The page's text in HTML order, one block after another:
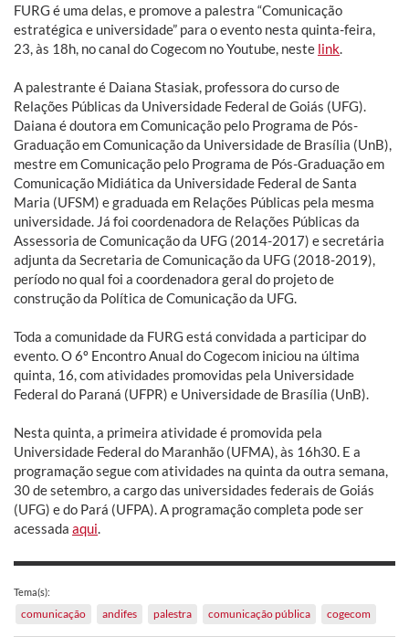
FURG é uma delas, e promove a palestra “Comunicação
estratégica e universidade” para o evento nesta quinta-feira,
23, às 18h, no canal do Cogecom no Youtube, neste link.
A palestrante é Daiana Stasiak, professora do curso de
Relações Públicas da Universidade Federal de Goiás (UFG).
Daiana é doutora em Comunicação pelo Programa de Pós-
Graduação em Comunicação da Universidade de Brasília (UnB),
mestre em Comunicação pelo Programa de Pós-Graduação em
Comunicação Midiática da Universidade Federal de Santa
Maria (UFSM) e graduada em Relações Públicas pela mesma
universidade. Já foi coordenadora de Relações Públicas da
Assessoria de Comunicação da UFG (2014-2017) e secretária
adjunta da Secretaria de Comunicação da UFG (2018-2019),
período no qual foi a coordenadora geral do projeto de
construção da Política de Comunicação da UFG.
Toda a comunidade da FURG está convidada a participar do
evento. O 6º Encontro Anual do Cogecom iniciou na última
quinta, 16, com atividades promovidas pela Universidade
Federal do Paraná (UFPR) e Universidade de Brasília (UnB).
Nesta quinta, a primeira atividade é promovida pela
Universidade Federal do Maranhão (UFMA), às 16h30. E a
programação segue com atividades na quinta da outra semana,
30 de setembro, a cargo das universidades federais de Goiás
(UFG) e do Pará (UFPA). A programação completa pode ser
acessada aqui.
Tema(s):
comunicação andifes palestra comunicação pública cogecom